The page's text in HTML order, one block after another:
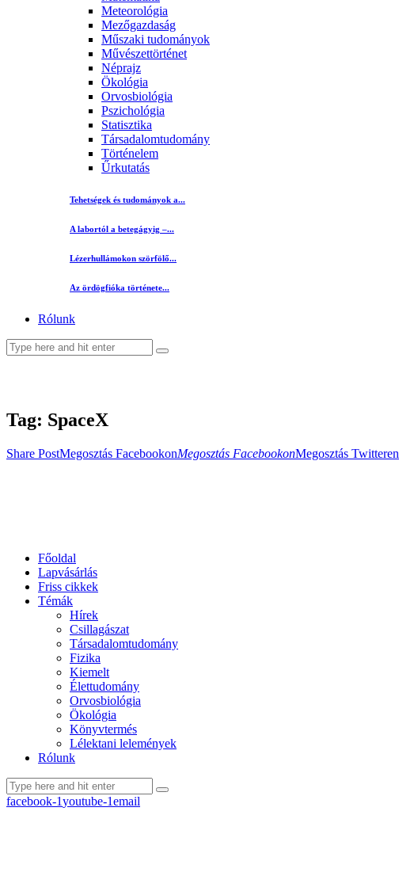
Meteorológia
Mezőgazdaság
Műszaki tudományok
Művészettörténet
Néprajz
Ökológia
Orvosbiológia
Pszichológia
Statisztika
Társadalomtudomány
Történelem
Űrkutatás
Tehetségek és tudományok a...
A labortól a betegágyig –...
Lézerhullámokon szörfölő...
Az ördögfióka története...
Rólunk
Tag: SpaceX
Share PostMegosztás FacebookonMegosztás FacebookonMegosztás Twitteren
Főoldal
Lapvásárlás
Friss cikkek
Témák
Hírek
Csillagászat
Társadalomtudomány
Fizika
Kiemelt
Élettudomány
Orvosbiológia
Ökológia
Könyvtermés
Lélektani lelemények
Rólunk
facebook-1youtube-1email